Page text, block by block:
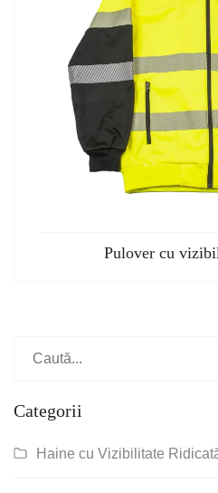
Pulover cu
Categorii
Haine cu Vizibilitate